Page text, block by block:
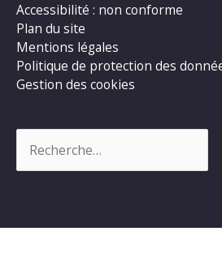
Accessibilité : non conforme
Plan du site
Mentions légales
Politique de protection des
Gestion des cookies